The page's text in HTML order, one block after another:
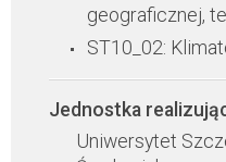
geograficznej,
ST10_02:
Jednostka
Uniwersytet